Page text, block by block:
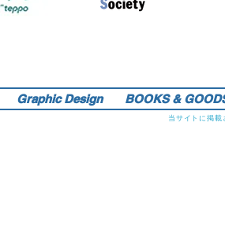
Graphic Design BOOKS &
当サイトに掲載